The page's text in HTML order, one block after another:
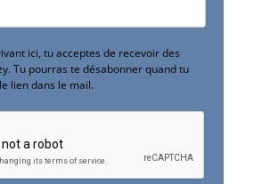
ici, tu acceptes de recevoir des
Tu pourras te désabonner quand tu
lien dans le mail.